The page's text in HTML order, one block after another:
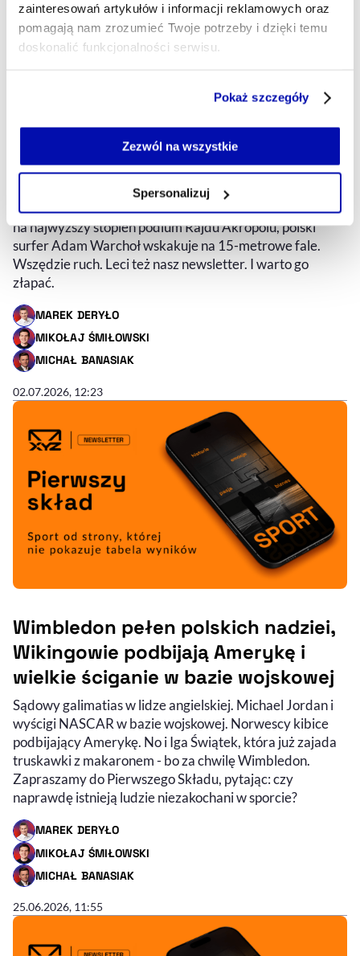
zainteresowań artykułów i informacji reklamowych oraz
pomagają nam zrozumieć Twoje potrzeby i dzięki temu
doskonalić funkcjonalności serwisu.
Jeżeli nie wyrażasz zgody na zapisywanie plików cookie,
możesz łatwo zarządzać swoimi uprawnieniami, np. we
własnej przeglądarce internetowej lub po wybraniu opcji
naszej Polityce Prywatności
Pokaż szczegóły
Zezwól na wszystkie
Spersonalizuj
Lewandowski nie schodzi z pensji,
Ogier nie zdejmuje nogi z gazu, a
LeBron nie myśli o emeryturze
Robert Lewandowski przechodzi do Chicago, LeBron
James odchodzi z Los Angeles. Sebastien Ogier wjeżdża
na najwyższy stopień podium Rajdu Akropolu, polski
surfer Adam Warchoł wskakuje na 15-metrowe fale.
Wszędzie ruch. Leci też nasz newsletter. I warto go
złapać.
MAREK DERYŁO
- AUTOR ARTYKUŁU - PROFIL
MIKOŁAJ ŚMIŁOWSKI
- AUTOR ARTYKUŁU - PROFIL
MICHAŁ BANASIAK
- AUTOR ARTYKUŁU - PROFIL
02.07.2026, 12:23
Wimbledon pełen polskich nadziei,
Wikingowie podbijają Amerykę i
wielkie ściganie w bazie wojskowej
Sądowy galimatias w lidze angielskiej. Michael Jordan i
wyścigi NASCAR w bazie wojskowej. Norwescy kibice
podbijający Amerykę. No i Iga Świątek, która już zajada
truskawki z makaronem - bo za chwilę Wimbledon.
Zapraszamy do Pierwszego Składu, pytając: czy
naprawdę istnieją ludzie niezakochani w sporcie?
MAREK DERYŁO
- AUTOR ARTYKUŁU - PROFIL
MIKOŁAJ ŚMIŁOWSKI
- AUTOR ARTYKUŁU - PROFIL
MICHAŁ BANASIAK
- AUTOR ARTYKUŁU - PROFIL
25.06.2026, 11:55